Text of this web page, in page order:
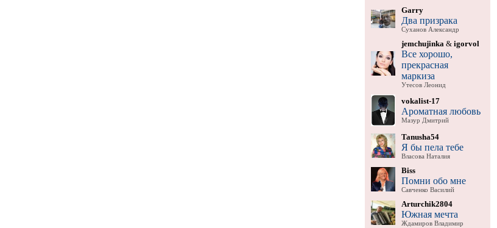
Garry
Два призрака
Суханов Александр
jemchujinka & igorvol
Все хорошо,
прекрасная
маркиза
Утесов Леонид
vokalist-17
Ароматная любовь
Мазур Дмитрий
Tanusha54
Я бы пела тебе
Власова Наталия
Biss
Помни обо мне
Савченко Василий
Arturchik2804
Южная мечта
Ждамиров Владимир